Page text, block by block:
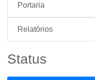
Portaria
Relatórios
Status